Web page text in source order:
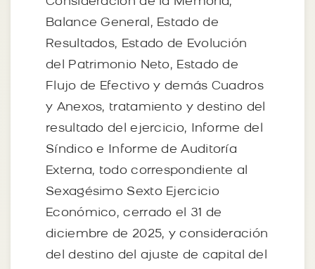
Balance General, Estado de
Resultados, Estado de Evolución
del Patrimonio Neto, Estado de
Flujo de Efectivo y demás Cuadros
y Anexos, tratamiento y destino del
resultado del ejercicio, Informe del
Síndico e Informe de Auditoría
Externa, todo correspondiente al
Sexagésimo Sexto Ejercicio
Económico, cerrado el 31 de
diciembre de 2025, y consideración
del destino del ajuste de capital del